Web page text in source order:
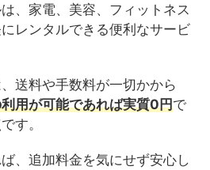
、家電、美容、フィットネス
レンタルできる便利なサービ
送料や手数料が一切かから
用が可能であれば実質0円で
す。
、追加料金を気にせず安心し